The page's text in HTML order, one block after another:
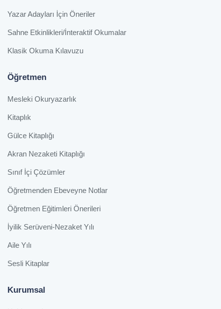
Yazar Adayları İçin Öneriler
Sahne Etkinlikleri/İnteraktif Okumalar
Klasik Okuma Kılavuzu
Öğretmen
Mesleki Okuryazarlık
Kitaplık
Gülce Kitaplığı
Akran Nezaketi Kitaplığı
Sınıf İçi Çözümler
Öğretmenden Ebeveyne Notlar
Öğretmen Eğitimleri Önerileri
İyilik Serüveni-Nezaket Yılı
Aile Yılı
Sesli Kitaplar
Kurumsal